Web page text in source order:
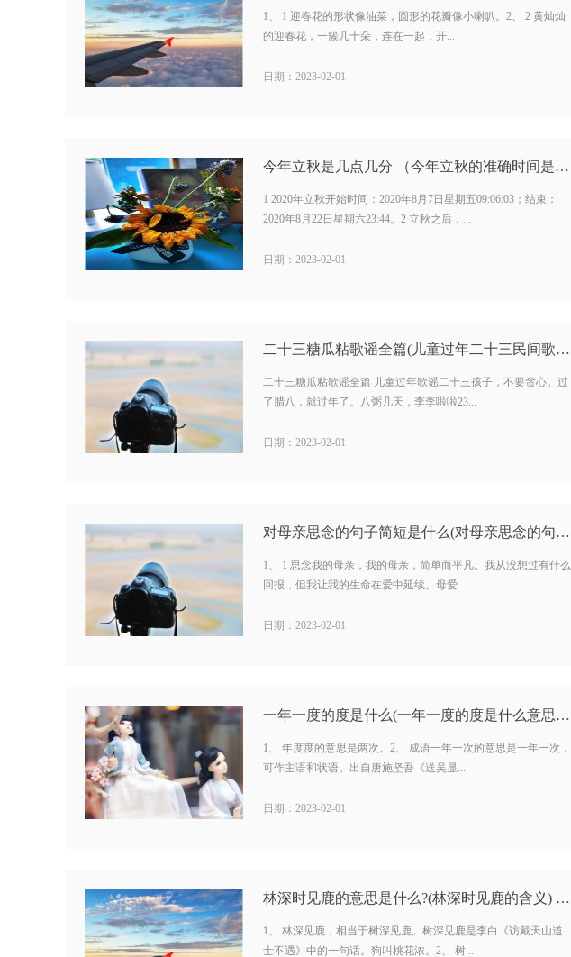
1、 1 迎春花的形状像油菜，圆形的花瓣像小喇叭。2、 2 黄灿灿
的迎春花，一簇几十朵，连在一起，开...
日期：2023-02-01
今年立秋是几点几分 （今年立秋的准确时间是几点 ）…
1 2020年立秋开始时间：2020年8月7日星期五09:06:03；结束：
2020年8月22日星期六23:44。2 立秋之后，...
日期：2023-02-01
二十三糖瓜粘歌谣全篇(儿童过年二十三民间歌谣大全) …
二十三糖瓜粘歌谣全篇 儿童过年歌谣二十三孩子，不要贪心。过
了腊八，就过年了。八粥几天，李李啦啦23...
日期：2023-02-01
对母亲思念的句子简短是什么(对母亲思念的句子) …
1、 1 思念我的母亲，我的母亲，简单而平凡。我从没想过有什么
回报，但我让我的生命在爱中延续。母爱...
日期：2023-02-01
一年一度的度是什么(一年一度的度是什么意思) …
1、 年度度的意思是两次。2、 成语一年一次的意思是一年一次，
可作主语和状语。出自唐施坚吾《送吴显...
日期：2023-02-01
林深时见鹿的意思是什么?(林深时见鹿的含义) …
1、 林深见鹿，相当于树深见鹿。树深见鹿是李白《访戴天山道
士不遇》中的一句话。狗叫桃花浓。2、 树...